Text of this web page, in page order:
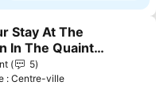
à mes favoris
Stay At The
In The Quaint
Of Willow
5
: Centre-ville